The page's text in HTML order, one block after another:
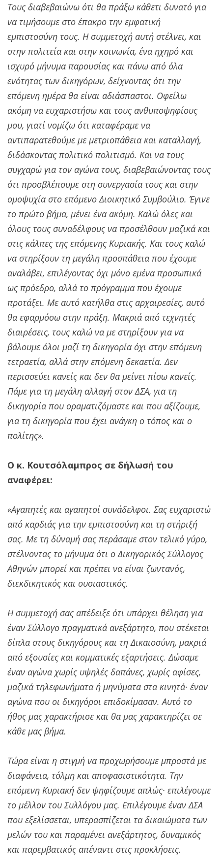
Τους διαβεβαιώνω ότι θα πράξω κάθετι δυνατό για
να τιμήσουμε στο έπακρο την εμφατική
εμπιστοσύνη τους. Η συμμετοχή αυτή στέλνει, και
στην πολιτεία και στην κοινωνία, ένα ηχηρό και
ισχυρό μήνυμα παρουσίας και πάνω από όλα
ενότητας των δικηγόρων, δείχνοντας ότι την
επόμενη ημέρα θα είναι αδιάσπαστοι. Οφείλω
ακόμη να ευχαριστήσω και τους ανθυποψηφίους
μου, γιατί νομίζω ότι καταφέραμε να
αντιπαρατεθούμε με μετριοπάθεια και καταλλαγή,
διδάσκοντας πολιτικό πολιτισμό. Και να τους
συγχαρώ για τον αγώνα τους, διαβεβαιώνοντας τους
ότι προσβλέπουμε στη συνεργασία τους και στην
ομοψυχία στο επόμενο Διοικητικό Συμβούλιο. Έγινε
το πρώτο βήμα, μένει ένα ακόμη. Καλώ όλες και
όλους τους συναδέλφους να προσέλθουν μαζικά και
στις κάλπες της επόμενης Κυριακής. Και τους καλώ
να στηρίξουν τη μεγάλη προσπάθεια που έχουμε
αναλάβει, επιλέγοντας όχι μόνο εμένα προσωπικά
ως πρόεδρο, αλλά το πρόγραμμα που έχουμε
προτάξει. Με αυτό κατήλθα στις αρχαιρεσίες, αυτό
θα εφαρμόσω στην πράξη. Μακριά από τεχνητές
διαιρέσεις, τους καλώ να με στηρίξουν για να
βάλουμε όλοι μαζί τη δικηγορία όχι στην επόμενη
τετραετία, αλλά στην επόμενη δεκαετία. Δεν
περισσεύει κανείς και δεν θα μείνει πίσω κανείς.
Πάμε για τη μεγάλη αλλαγή στον ΔΣΑ, για τη
δικηγορία που οραματιζόμαστε και που αξίζουμε,
για τη δικηγορία που έχει ανάγκη ο τόπος και ο
πολίτης».
Ο κ. Κουτσόλαμπρος σε δήλωσή του
αναφέρει:
«Αγαπητές και αγαπητοί συνάδελφοι. Σας ευχαριστώ
από καρδιάς για την εμπιστοσύνη και τη στήριξή
σας. Με τη δύναμή σας περάσαμε στον τελικό γύρο,
στέλνοντας το μήνυμα ότι ο Δικηγορικός Σύλλογος
Αθηνών μπορεί και πρέπει να είναι ζωντανός,
διεκδικητικός και ουσιαστικός.
Η συμμετοχή σας απέδειξε ότι υπάρχει θέληση για
έναν Σύλλογο πραγματικά ανεξάρτητο, που στέκεται
δίπλα στους δικηγόρους και τη Δικαιοσύνη, μακριά
από εξουσίες και κομματικές εξαρτήσεις. Δώσαμε
έναν αγώνα χωρίς υψηλές δαπάνες, χωρίς αφίσες,
μαζικά τηλεφωνήματα ή μηνύματα στα κινητά· έναν
αγώνα που οι δικηγόροι επιδοκίμασαν. Αυτό το
ήθος μας χαρακτήρισε και θα μας χαρακτηρίζει σε
κάθε μας βήμα.
Τώρα είναι η στιγμή να προχωρήσουμε μπροστά με
διαφάνεια, τόλμη και αποφασιστικότητα. Την
επόμενη Κυριακή δεν ψηφίζουμε απλώς· επιλέγουμε
το μέλλον του Συλλόγου μας. Επιλέγουμε έναν ΔΣΑ
που εξελίσσεται, υπερασπίζεται τα δικαιώματα των
μελών του και παραμένει ανεξάρτητος, δυναμικός
και παρεμβατικός απέναντι στις προκλήσεις.